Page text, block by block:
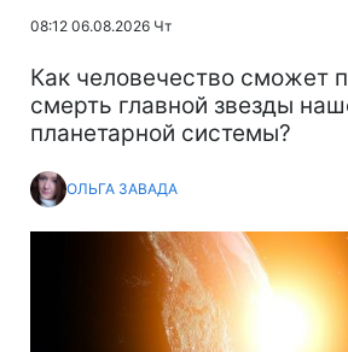
08:12 06.08.2026 Чт
Как человечество сможет
смерть главной звезды
планетарной системы?
ОЛЬГА ЗАВАДА